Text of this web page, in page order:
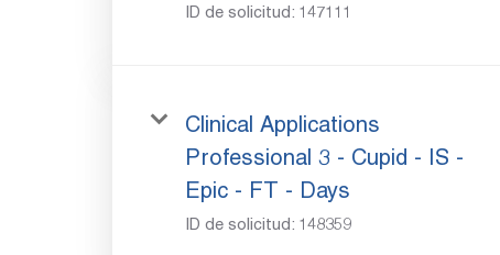
ID de solicitud: 147111
Clinical Applications
Professional 3 - Cupid - IS -
Epic - FT - Days
ID de solicitud: 148359